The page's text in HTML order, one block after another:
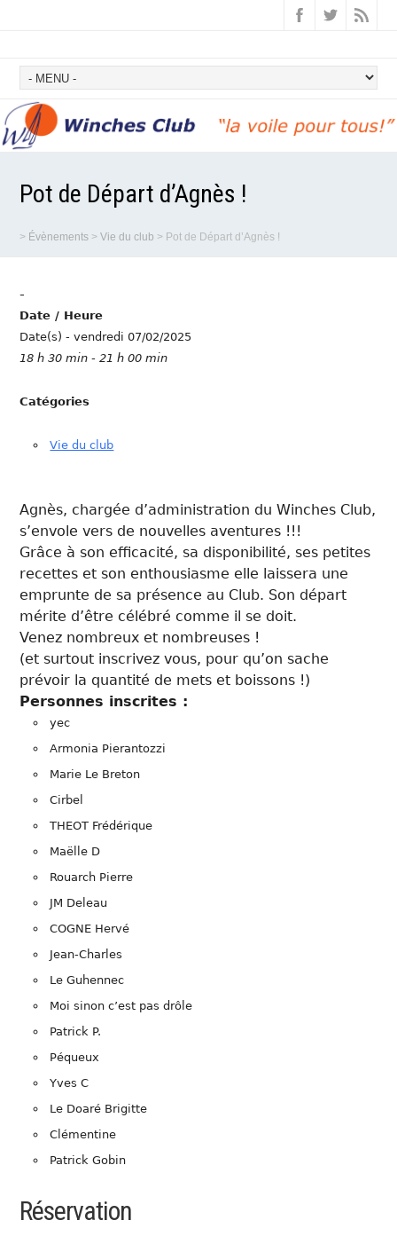
Pot de Départ d’Agnès !
> Évènements >Vie du club > Pot de Départ d’Agnès !
-
Date / Heure
Date(s) - vendredi 07/02/2025
18 h 30 min - 21 h 00 min
Catégories
Vie du club
Agnès, chargée d’administration du Winches Club,
s’envole vers de nouvelles aventures !!!
Grâce à son efficacité, sa disponibilité, ses petites
recettes et son enthousiasme elle laissera une
emprunte de sa présence au Club. Son départ
mérite d’être célébré comme il se doit.
Venez nombreux et nombreuses !
(et surtout inscrivez vous, pour qu’on sache
prévoir la quantité de mets et boissons !)
Personnes inscrites :
yec
Armonia Pierantozzi
Marie Le Breton
Cirbel
THEOT Frédérique
Maëlle D
Rouarch Pierre
JM Deleau
COGNE Hervé
Jean-Charles
Le Guhennec
Moi sinon c’est pas drôle
Patrick P.
Péqueux
Yves C
Le Doaré Brigitte
Clémentine
Patrick Gobin
Réservation